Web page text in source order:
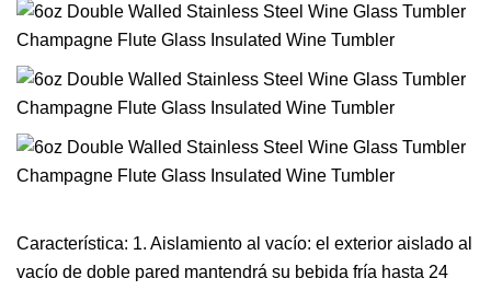
Característica: 1. Aislamiento al vacío: el exterior aislado al
vacío de doble pared mantendrá su bebida fría hasta 24